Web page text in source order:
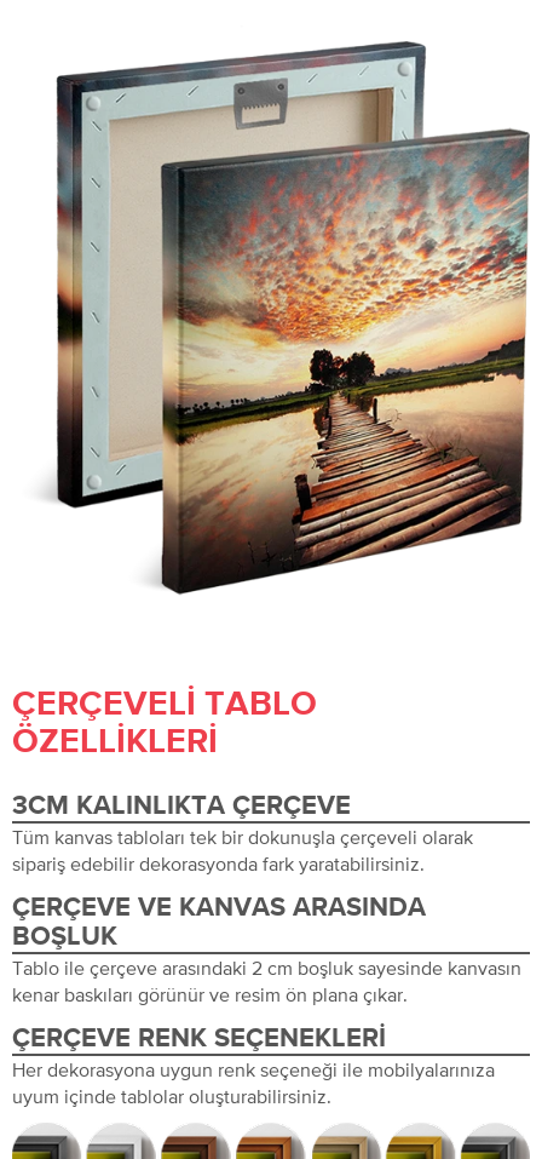
ÇERÇEVELI TABLO
ÖZELLIKLERI
3CM KALINLIKTA ÇERÇEVE
Tüm kanvas tabloları tek bir dokunuşla çerçeveli olarak
sipariş edebilir dekorasyonda fark yaratabilirsiniz.
ÇERÇEVE VE KANVAS ARASINDA
BOŞLUK
Tablo ile çerçeve arasındaki 2 cm boşluk sayesinde kanvasın
kenar baskıları görünür ve resim ön plana çıkar.
ÇERÇEVE RENK SEÇENEKLERI
Her dekorasyona uygun renk seçeneği ile mobilyalarınıza
uyum içinde tablolar oluşturabilirsiniz.